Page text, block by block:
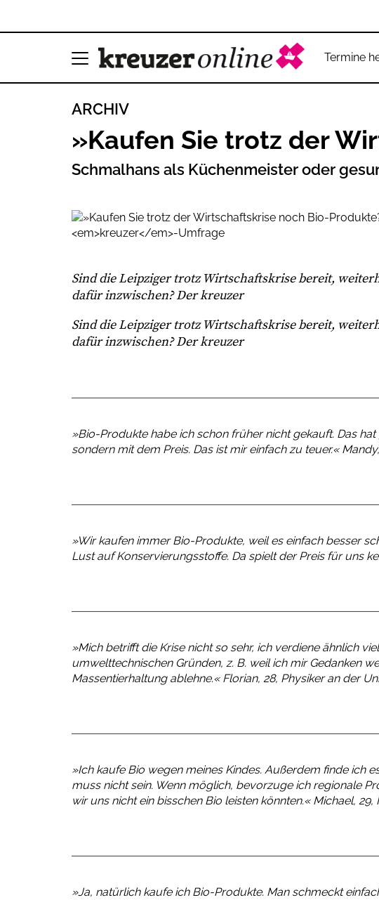
Termine
ARCHIV
»Kaufen Sie trotz der
Schmalhans als Küchenmeister oder
Sind die Leipziger trotz Wirtschaftskrise bereit,
dafür inzwischen? Derkreuzer
Sind die Leipziger trotz Wirtschaftskrise bereit,
dafür inzwischen? Derkreuzer
»Bio-Produkte habe ich schon früher nicht gekauft. Das
sondern mit dem Preis. Das ist mir einfach zu teuer.«
»Wir kaufen immer Bio-Produkte, weil es einfach besser
Lust auf Konservierungsstoffe. Da spielt der Preis für uns
»Mich betrifft die Krise nicht so sehr, ich verdiene ähnlich
umwelttechnischen Gründen, z. B. weil ich mir Gedanken
Massentierhaltung ablehne.« Florian, 28, Physiker an der
»Ich kaufe Bio wegen meines Kindes. Außerdem finde ich
muss nicht sein. Wenn möglich, bevorzuge ich regionale
wir uns nicht ein bisschen Bio leisten könnten.« Michael, 29,
»Ja, natürlich kaufe ich Bio-Produkte. Man schmeckt